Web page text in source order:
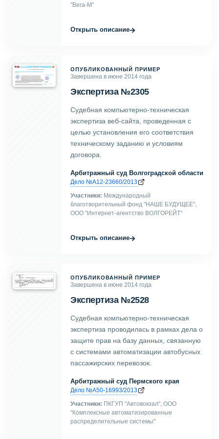
"Вега-М"
Открыть описание→
ОПУБЛИКОВАННЫЙ ПРИМЕР
Завершена в июне 2014 года
Экспертиза №2305
Судебная компьютерно-техническая
экспертиза веб-сайта, проведенная с
целью установления его соответствия
техническому заданию и условиям
договора.
Арбитражный суд Волгоградской области
Дело №А12-23660/2013
Участники: Международный
благотворительный фонд "НАШЕ БУДУЩЕЕ",
ООО "Интернет-агентство ВОЛГОРЕЙТ"
Открыть описание→
ОПУБЛИКОВАННЫЙ ПРИМЕР
Завершена в июне 2014 года
Экспертиза №2528
Судебная компьютерно-техническая
экспертиза проводилась в рамках дела о
защите прав на базу данных, связанную
с системами автоматизации автобусных
пассажирских перевозок.
Арбитражный суд Пермского края
Дело №А50-16993/2013
Участники: ПКГУП "Автовокзал", ООО
"Комплексные автоматизированные
распределительные системы"